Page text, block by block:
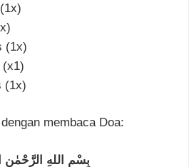
(1x)
(x1)
(1x)
membaca Doa:
بِسْمِ اللهِ الرَّحْمٰنِ